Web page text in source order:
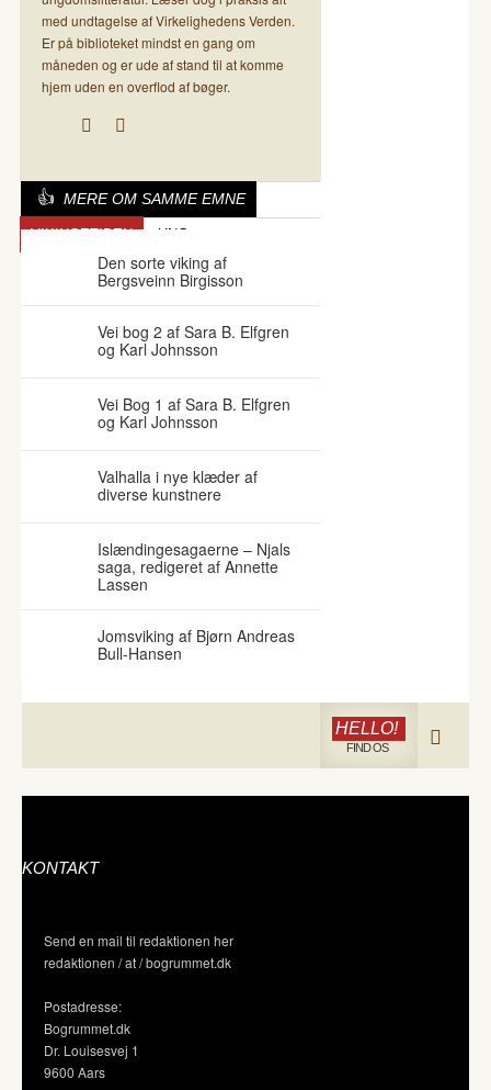
med undtagelse af Virkelighedens Verden.
Er på biblioteket mindst en gang om
måneden og er ude af stand til at komme
hjem uden en overflod af bøger.
MERE OM SAMME EMNE
VIKINGETIDEN UNG
Den sorte viking af
Bergsveinn Birgisson
Vei bog 2 af Sara B. Elfgren
og Karl Johnsson
Vei Bog 1 af Sara B. Elfgren
og Karl Johnsson
Valhalla i nye klæder af
diverse kunstnere
Islændingesagaerne – Njals
saga, redigeret af Annette
Lassen
Jomsviking af Bjørn Andreas
Bull-Hansen
HELLO!
FIND OS
KONTAKT
Send en mail til redaktionen her
redaktionen / at / bogrummet.dk
Postadresse:
Bogrummet.dk
Dr. Louisesvej 1
9600 Aars